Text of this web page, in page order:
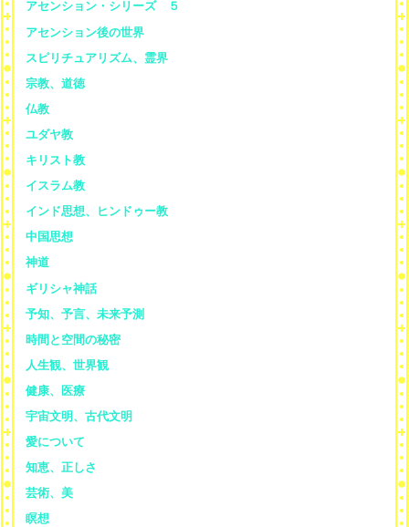
アセンション・シリーズ ５
アセンション後の世界
スピリチュアリズム、霊界
宗教、道徳
仏教
ユダヤ教
キリスト教
イスラム教
インド思想、ヒンドゥー教
中国思想
神道
ギリシャ神話
予知、予言、未来予測
時間と空間の秘密
人生観、世界観
健康、医療
宇宙文明、古代文明
愛について
知恵、正しさ
芸術、美
瞑想